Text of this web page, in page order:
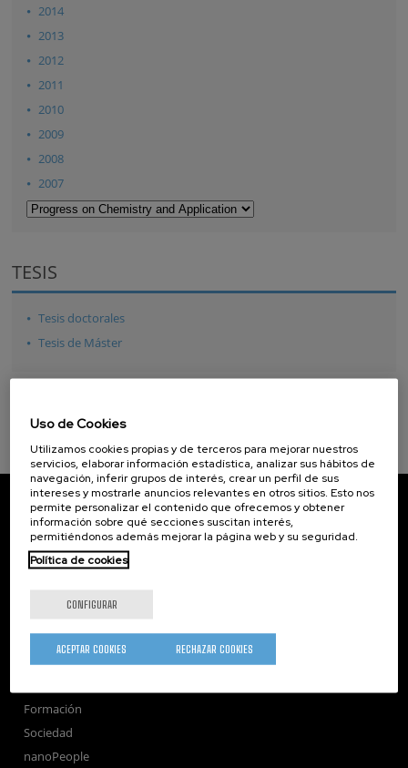
2014
2013
2012
2011
2010
2009
2008
2007
TESIS
Tesis doctorales
Tesis de Máster
CIC nanoGUNE
Tolosa Hiribidea, 76
E-20018 Donostia / San Sebastian
+34 9... Ver teléfono
Subscribe to our Newsletter
nanoGUNE
Investigación
Formación
Sociedad
nanoPeople
Uso de Cookies
Utilizamos cookies propias y de terceros para mejorar nuestros
servicios, elaborar información estadística, analizar sus hábitos de
navegación, inferir grupos de interés, crear un perfil de sus
intereses y mostrarle anuncios relevantes en otros sitios. Esto nos
permite personalizar el contenido que ofrecemos y obtener
información sobre qué secciones suscitan interés,
permitiéndonos además mejorar la página web y su seguridad.
Política de cookies
CONFIGURAR
RECHAZAR COOKIES
ACEPTAR COOKIES